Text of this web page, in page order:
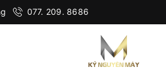
077. 209. 8686